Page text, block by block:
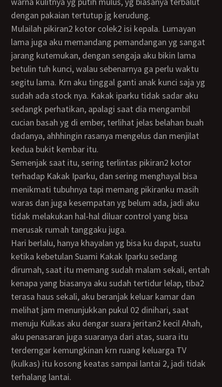
dengan pakaian tertutup jg kerudung.
mulailah pikiran2 kotor colek2 isi kepala. Lumayan
lama juga aku memandang pemandangan yg sangat
jarang kutemukan, dengan sengaja aku bikin lama
betulin tuh kunci, walau sebenarnya ga perlu waktu
segitu lama. Krn aku tinggal ganti anak kunci saja yg
sudah ada stock nya. Kakak iparku tidak sadar aku
sedangk perhatikan, apalagi saat dia mengambil
cucian basah yg di ember, terlihat jelas belahan buah
dadanya, ahhhingin rasanya mengelus dan menjilat
kedua bukit kembar itu.
Semenjak saat itu, sering terlintas pikiran2 kotor
terhadap Kakak Iparku, dan sering menghayal bisa
menikmati tubuhnya tapi memang pikiranku masih
waras dan juga kesempatan yg belum ada, jadi aku
tidak melakukan hal-hal diluar control yang bisa
merusak rumah tanggaku juga.
Hari berlalu, hanya khayalan yg bisa ku dapat, suatu
ketika kebetulan Suami Kakak Iparku sedang
dirumah, saat itu memang sudah malam sekali, entah
kenapa yang biasanya aku sudah tertidur lelap, tiba2
terasa haus sekali, aku beranjak keluar kamar dan
melihat jam menunjukkan pukul 02 dinihari, saat
menuju Kulkas aku dengar suara jeritan2 kecil Ahah,
aku penasaran juga suaranya dari atas, suara itu
terderngar kemungkinan krn ruang keluarga TV
(kulkas) itu kosong keatas sampai lantai 2, jadi tidak
terhalang lantai.